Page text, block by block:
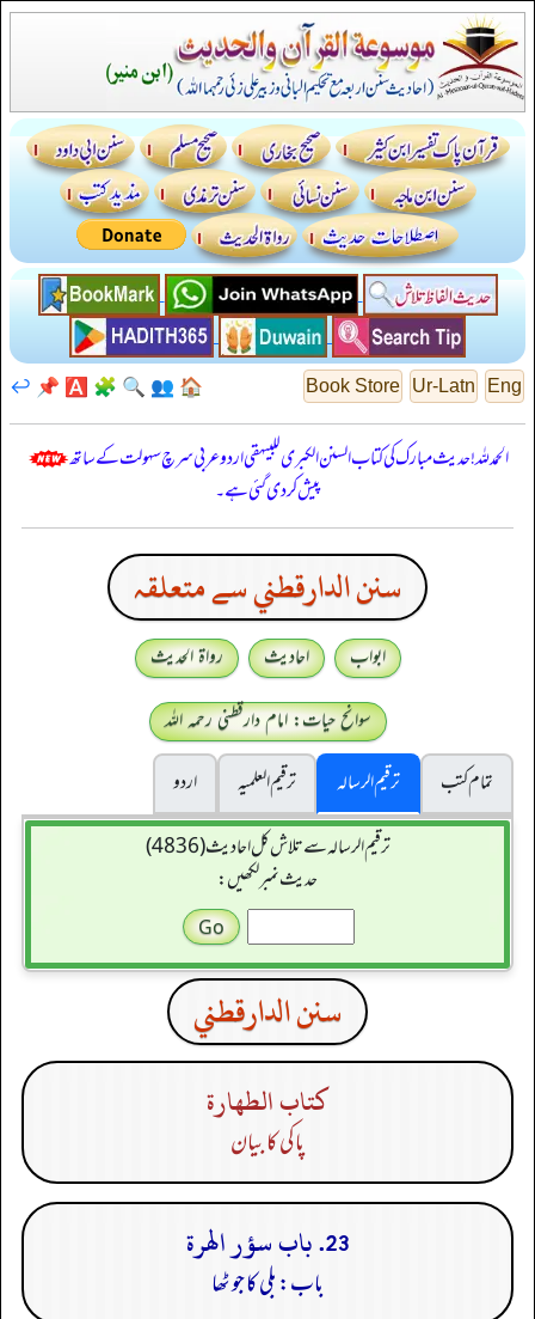
Eng
Ur-Latn
Book Store
🏠
👥
🔍
🧩
🅰️
📌
↩️
الحمدللہ! حدیث مبارک کی کتاب السنن الكبرى للبيهقي اردو عربی سرچ سہولت کے ساتھ
پیش کر دی گئی ہے۔
سنن الدارقطني سے متعلقہ
ابواب احادیث
رواۃ الحدیث
سوانح حیات: امام دارقطنی رحمہ اللہ
تمام کتب
ترقیم الرسالہ ترقیم العلمیہ
اردو
ترقیم الرسالہ سے تلاش کل احادیث (4836)
حدیث نمبر لکھیں:
سنن الدارقطني
كتاب الطهارة
پاکی کا بیان
23. باب سؤر الهرة
باب: بلی کا جو ٹھا